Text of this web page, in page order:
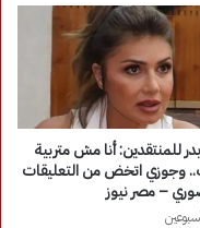
للمنتقدين: أنا مش متربية
وجوزي اتخض من التعليقات
– مصر نيوز